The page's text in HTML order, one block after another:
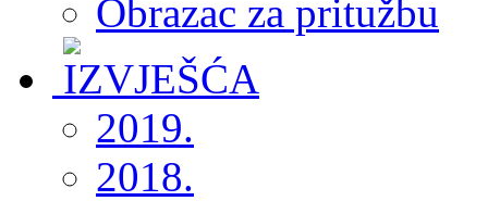
Obrazac za pritužbu
2019.
2018.